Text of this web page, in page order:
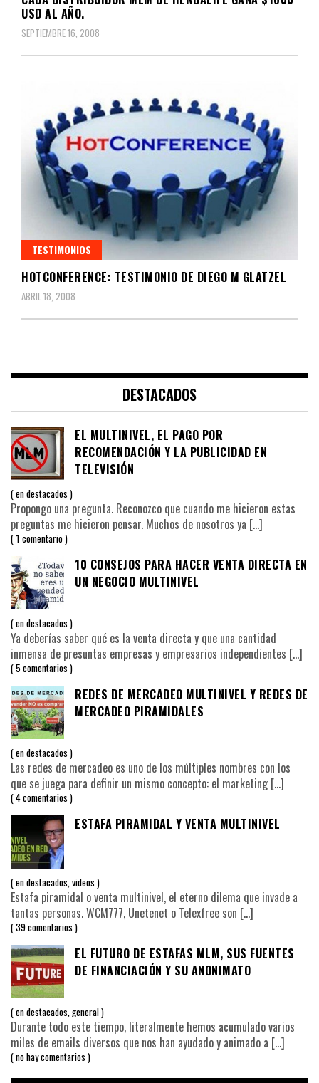
USD AL AÑO.
SEPTIEMBRE 16, 2008
TESTIMONIOS
HOTCONFERENCE: TESTIMONIO DE DIEGO M GLATZEL
ABRIL 18, 2008
DESTACADOS
EL MULTINIVEL, EL PAGO POR
RECOMENDACIÓN Y LA PUBLICIDAD EN
TELEVISIÓN
endestacados
Propongo una pregunta. Reconozco que cuando me hicieron estas
preguntas me hicieron pensar. Muchos de nosotros ya […]
1 comentario
10 CONSEJOS PARA HACER VENTA DIRECTA EN
UN NEGOCIO MULTINIVEL
endestacados
Ya deberías saber qué es la venta directa y que una cantidad
inmensa de presuntas empresas y empresarios independientes […]
5 comentarios
REDES DE MERCADEO MULTINIVEL Y REDES DE
MERCADEO PIRAMIDALES
endestacados
Las redes de mercadeo es uno de los múltiples nombres con los
que se juega para definir un mismo concepto: el marketing[…]
4 comentarios
ESTAFA PIRAMIDAL Y VENTA MULTINIVEL
endestacados,videos
Estafa piramidal o venta multinivel, el eterno dilema que invade a
tantas personas. WCM777, Unetenet o Telexfree son […]
39 comentarios
EL FUTURO DE ESTAFAS MLM, SUS FUENTES
DE FINANCIACIÓN Y SU ANONIMATO
endestacados,general
Durante todo este tiempo, literalmente hemos acumulado varios
miles de emails diversos que nos han ayudado y animado a […]
no hay comentarios